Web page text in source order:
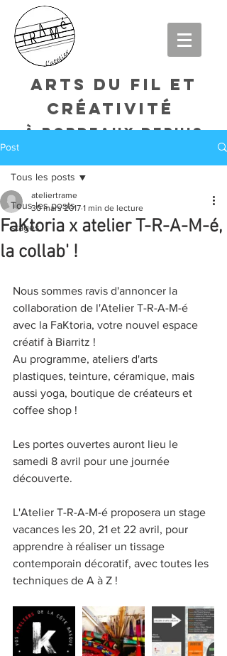
arts du fil et
créativité
à bordeaux DEPUIS
Post
Tous les posts
stages
Tous les posts
FaKtoria x atelier T-R-A-M-é,
la collab' !
ateliertrame
30 mars 2017 1 min de lecture
Nous sommes ravis d'annoncer la
collaboration de l'Atelier T-R-A-M-é
avec la FaKtoria, votre nouvel espace
créatif à Biarritz !
Au programme, ateliers d'arts
plastiques, teinture, céramique, mais
aussi yoga, boutique de créateurs et
coffee shop !
Les portes ouvertes auront lieu le
samedi 8 avril pour une journée
découverte.
L'Atelier T-R-A-M-é proposera un stage
vacances les 20, 21 et 22 avril, pour
apprendre à réaliser un tissage
contemporain décoratif, avec toutes les
techniques de A à Z !